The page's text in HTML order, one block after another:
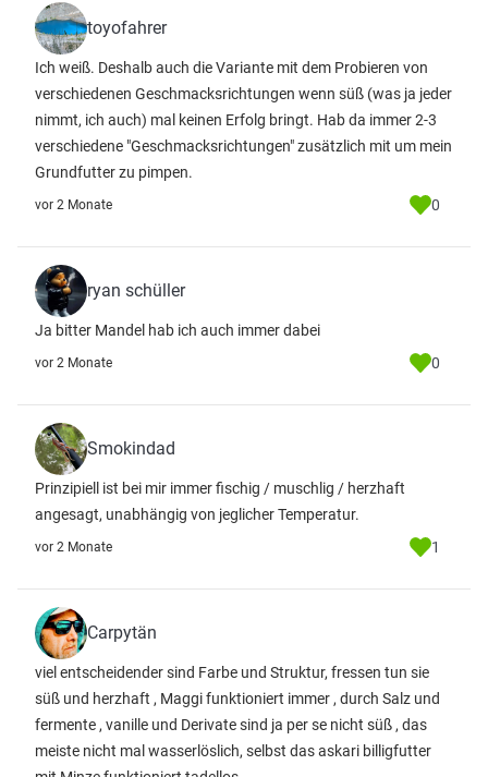
toyofahrer
Ich weiß. Deshalb auch die Variante mit dem Probieren von
verschiedenen Geschmacksrichtungen wenn süß (was ja jeder
nimmt, ich auch) mal keinen Erfolg bringt. Hab da immer 2-3
verschiedene "Geschmacksrichtungen" zusätzlich mit um mein
Grundfutter zu pimpen.
vor 2 Monate 0
ryan schüller
Ja bitter Mandel hab ich auch immer dabei
vor 2 Monate 0
Smokindad
Prinzipiell ist bei mir immer fischig / muschlig / herzhaft
angesagt, unabhängig von jeglicher Temperatur.
vor 2 Monate 1
Carpytän
viel entscheidender sind Farbe und Struktur, fressen tun sie
süß und herzhaft , Maggi funktioniert immer , durch Salz und
fermente , vanille und Derivate sind ja per se nicht süß , das
meiste nicht mal wasserlöslich, selbst das askari billigfutter